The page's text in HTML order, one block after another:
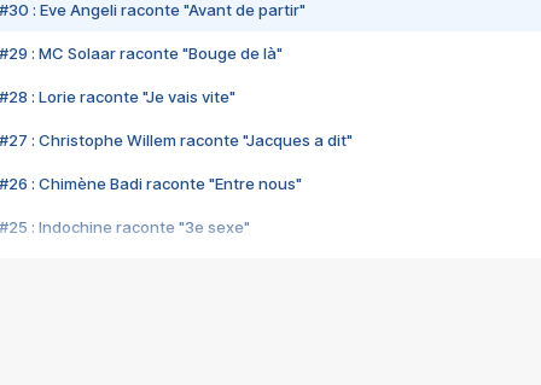
#30 : Eve Angeli raconte "Avant de partir"
#29 : MC Solaar raconte "Bouge de là"
#28 : Lorie raconte "Je vais vite"
#27 : Christophe Willem raconte "Jacques a dit"
#26 : Chimène Badi raconte "Entre nous"
#25 : Indochine raconte "3e sexe"